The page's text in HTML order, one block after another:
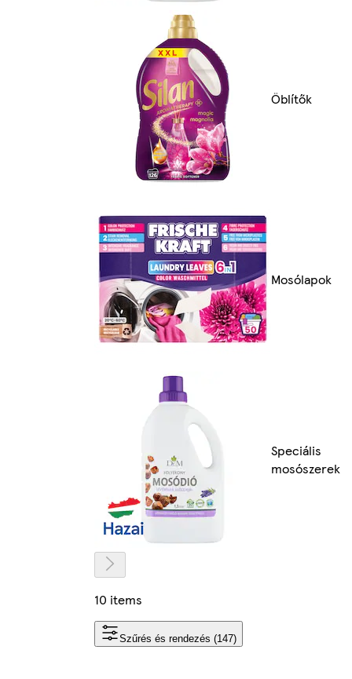
Öblítők
Mosólapok
Speciális
mosószerek
10 items
Szűrés és rendezés (147)